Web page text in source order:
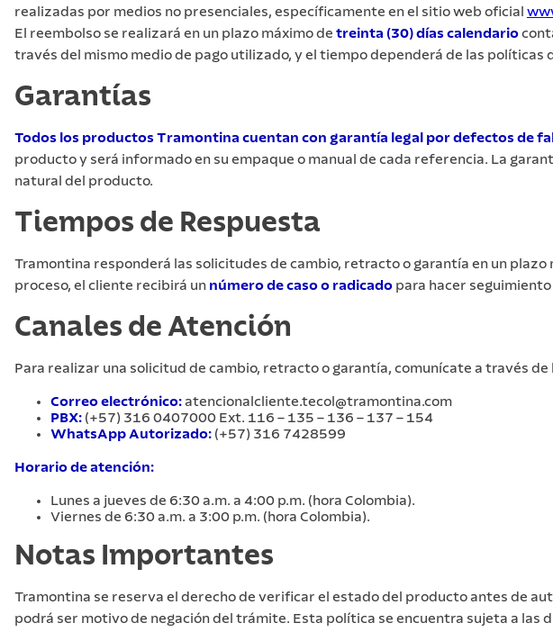
realizadas por medios no presenciales, específicamente en el sitio web oficial
El reembolso se realizará en un plazo máximo de treinta (30) días calendario
través del mismo medio de pago utilizado, y el tiempo dependerá de las
Garantías
Todos los productos Tramontina cuentan con garantía legal por defectos de
producto y será informado en su empaque o manual de cada referencia. La
natural del producto.
Tiempos de Respuesta
Tramontina responderá las solicitudes de cambio, retracto o garantía en un plazo
proceso, el cliente recibirá un número de caso o radicado para hacer
Canales de Atención
Para realizar una solicitud de cambio, retracto o garantía, comunícate a través de
Correo electrónico:atencionalcliente.tecol@tramontina.com
PBX: (+57) 316 0407000 Ext. 116 – 135 – 136 – 137 – 154
WhatsApp Autorizado: (+57) 316 7428599
Horario de atención:
Lunes a jueves de 6:30 a.m. a 4:00 p.m. (hora Colombia).
Viernes de 6:30 a.m. a 3:00 p.m. (hora Colombia).
Notas Importantes
Tramontina se reserva el derecho de verificar el estado del producto antes de
podrá ser motivo de negación del trámite. Esta política se encuentra sujeta a